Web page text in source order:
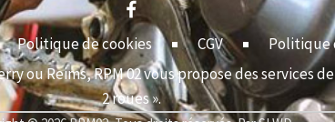
Politique de cookies CGV
Politique
ou Reims, RPM 02 vous propose des services
2 roues ».